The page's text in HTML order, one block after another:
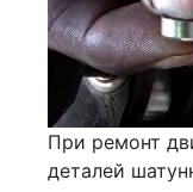
При ремонт
деталей